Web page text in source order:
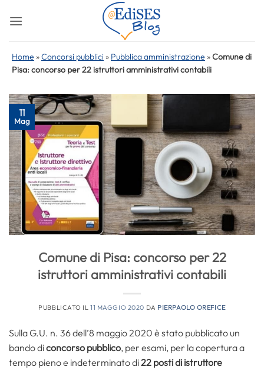
Home »Concorsi pubblici » Pubblica amministrazione »Comune di
Pisa: concorso per 22 istruttori amministrativi contabili
11
Mag
Comune di Pisa: concorso per 22
istruttori amministrativi contabili
PUBBLICATO IL11 MAGGIO 2020 DA PIERPAOLO OREFICE
Sulla G.U. n. 36 dell’8 maggio 2020 è stato pubblicato un
bando diconcorso pubblico, per esami, per la copertura a
tempo pieno e indeterminato di22 posti di istruttore